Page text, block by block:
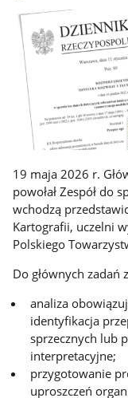
19 maja 2026 r.
powołał Zespół do
wchodzą
Kartografii, uczelni
Polskiego
Do głównych zadań
analiza
identyfikacja
sprzecznych lub
interpretacyjne;
przygotowanie
uproszczeń